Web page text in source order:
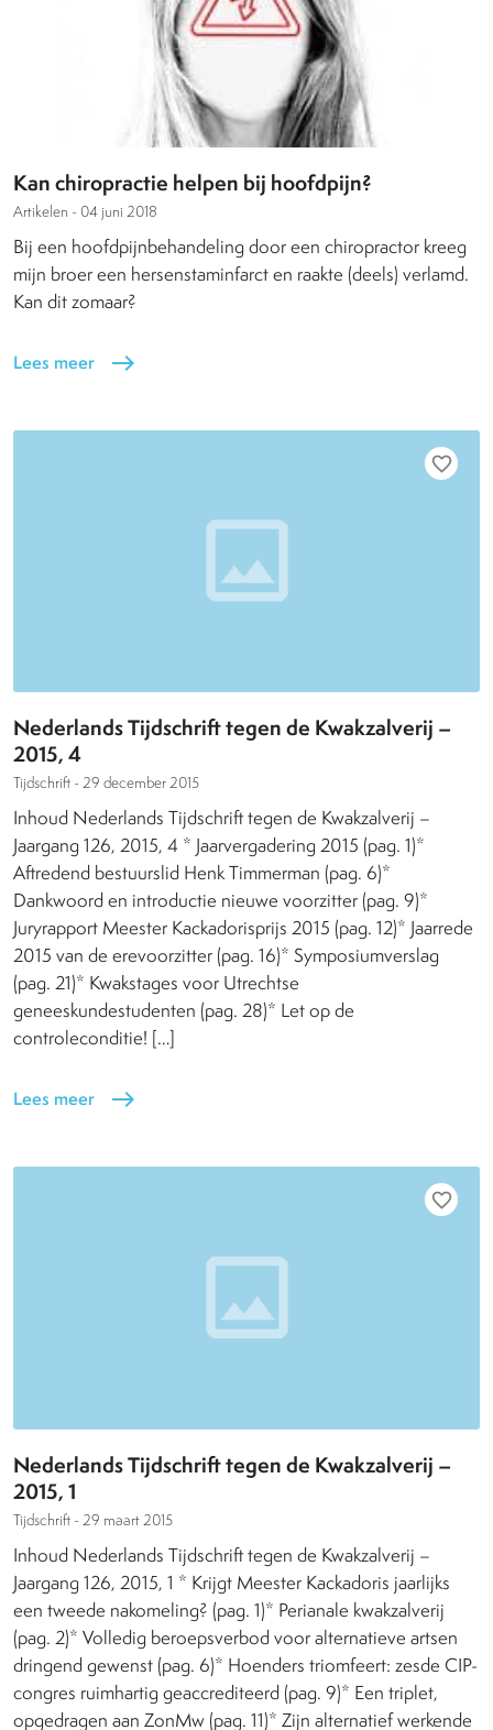
Kan chiropractie helpen bij hoofdpijn?
Artikelen - 04 juni 2018
Bij een hoofdpijnbehandeling door een chiropractor kreeg
mijn broer een hersenstaminfarct en raakte (deels) verlamd.
Kan dit zomaar?
Lees meer east
favorite_border
Nederlands Tijdschrift tegen de Kwakzalverij –
2015, 4
Tijdschrift - 29 december 2015
Inhoud Nederlands Tijdschrift tegen de Kwakzalverij –
Jaargang 126, 2015, 4 * Jaarvergadering 2015 (pag. 1)*
Aftredend bestuurslid Henk Timmerman (pag. 6)*
Dankwoord en introductie nieuwe voorzitter (pag. 9)*
Juryrapport Meester Kackadorisprijs 2015 (pag. 12)* Jaarrede
2015 van de erevoorzitter (pag. 16)* Symposiumverslag
(pag. 21)* Kwakstages voor Utrechtse
geneeskundestudenten (pag. 28)* Let op de
controleconditie! […]
Lees meer east
favorite_border
Nederlands Tijdschrift tegen de Kwakzalverij –
2015, 1
Tijdschrift - 29 maart 2015
Inhoud Nederlands Tijdschrift tegen de Kwakzalverij –
Jaargang 126, 2015, 1 * Krijgt Meester Kackadoris jaarlijks
een tweede nakomeling? (pag. 1)* Perianale kwakzalverij
(pag. 2)* Volledig beroepsverbod voor alternatieve artsen
dringend gewenst (pag. 6)* Hoenders triomfeert: zesde CIP-
congres ruimhartig geaccrediteerd (pag. 9)* Een triplet,
opgedragen aan ZonMw (pag. 11)* Zijn alternatief werkende